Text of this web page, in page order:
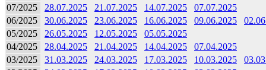
07/2025
28.07.2025 21.07.2025 14.07.2025
07.07.2025
06/2025
30.06.2025 23.06.2025 16.06.2025 09.06.2025
05/2025
26.05.2025 12.05.2025
05.05.2025
04/2025
28.04.2025 21.04.2025 14.04.2025
07.04.2025
03/2025
31.03.2025 24.03.2025 17.03.2025 10.03.2025